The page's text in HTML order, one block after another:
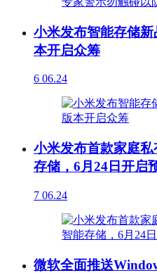
小米发布智能存储
本开启众筹
6 06.24
小米发布首款家庭
存储，6月24日开启
7 06.24
微软全面推送